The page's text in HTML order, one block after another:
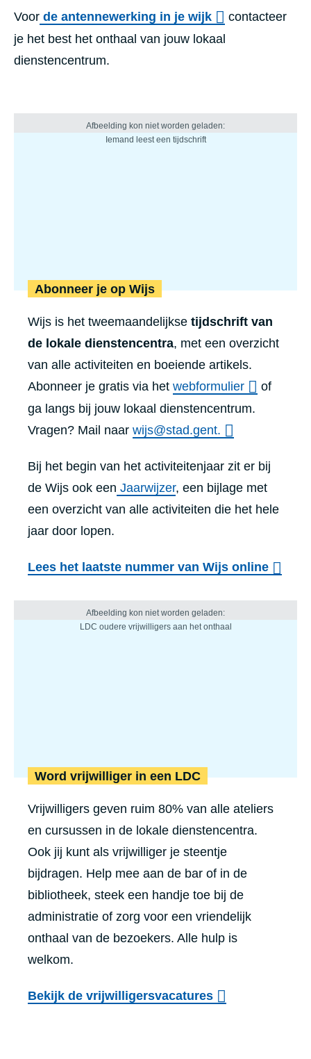
Voor de antennewerking in je wijk
contacteer
je het best het onthaal van jouw lokaal
dienstencentrum.
Abonneer je op Wijs
Wijs is het tweemaandelijkse tijdschrift van
de lokale dienstencentra, met een overzicht
van alle activiteiten en boeiende artikels.
Abonneer je gratis via het webformulier
of
ga langs bij jouw lokaal dienstencentrum.
Vragen? Mail naar wijs@stad.gent.
Bij het begin van het activiteitenjaar zit er bij
de Wijs ook een Jaarwijzer, een bijlage met
een overzicht van alle activiteiten die het hele
jaar door lopen.
Lees het laatste nummer van Wijs online
Word vrijwilliger in een LDC
Vrijwilligers geven ruim 80% van alle ateliers
en cursussen in de lokale dienstencentra.
Ook jij kunt als vrijwilliger je steentje
bijdragen. Help mee aan de bar of in de
bibliotheek, steek een handje toe bij de
administratie of zorg voor een vriendelijk
onthaal van de bezoekers. Alle hulp is
welkom.
Bekijk de vrijwilligersvacatures